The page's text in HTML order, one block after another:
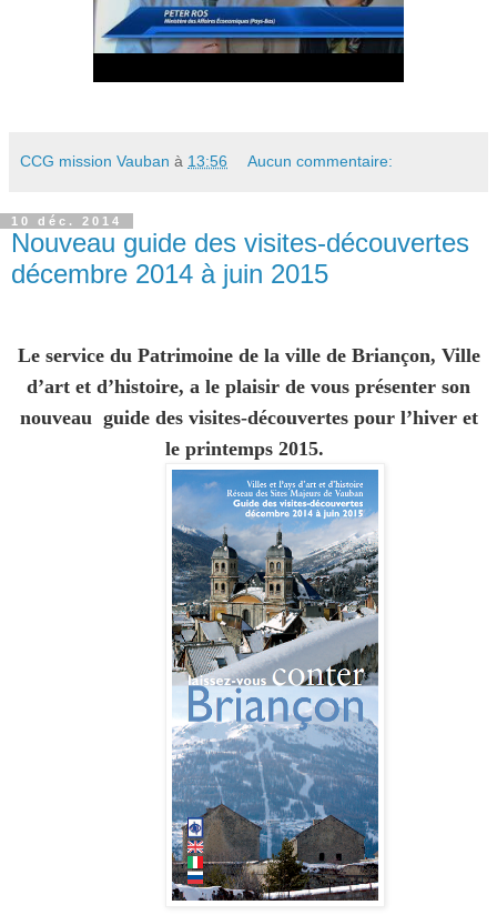
CCG mission Vauban à 13:56 Aucun commentaire:
10 déc. 2014
Nouveau guide des visites-découvertes
décembre 2014 à juin 2015
Le service du Patrimoine de la ville de Briançon, Ville
d’art et d’histoire, a le plaisir de vous présenter son
nouveau guide des visites-découvertes pour l’hiver et
le printemps 2015.